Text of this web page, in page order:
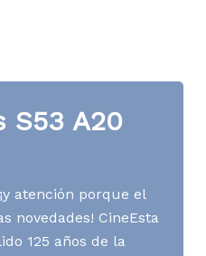
S53 A20
atención porque el
novedades! CineEsta
125 años de la